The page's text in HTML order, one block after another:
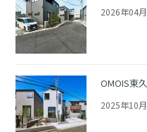
2026年04月
OMOIS東
2025年10月